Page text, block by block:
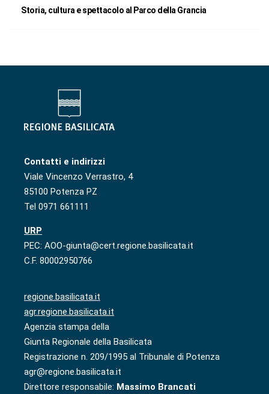
Storia, cultura e spettacolo al Parco della Grancia
Contatti e indirizzi
Viale Vincenzo Verrastro, 4
85100 Potenza PZ
Tel 0971 661111
URP
PEC: AOO-giunta@cert.regione.basilicata.it
C.F. 80002950766
regione.basilicata.it
agr.regione.basilicata.it
Agenzia stampa della
Giunta Regionale della Basilicata
Registrazione n. 209/1995 al Tribunale di Potenza
agr@regione.basilicata.it
Direttore responsabile: Massimo Brancati